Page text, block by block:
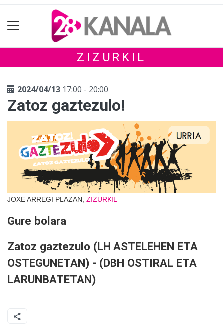
ZIZURKIL
2024/04/13 17:00 - 20:00
Zatoz gaztezulo!
JOXE ARREGI PLAZAN, ZIZURKIL
Gure bolara
Zatoz gaztezulo (LH ASTELEHEN ETA
OSTEGUNETAN) - (DBH OSTIRAL ETA
LARUNBATETAN)